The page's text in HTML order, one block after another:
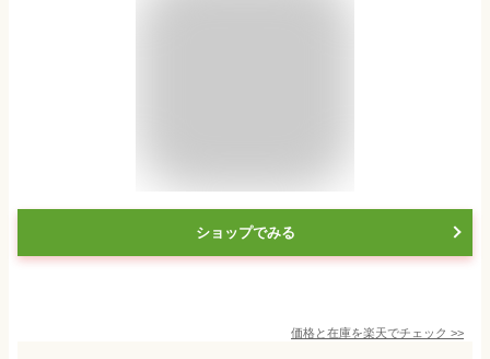
ショップでみる
価格と在庫を楽天でチェック >>